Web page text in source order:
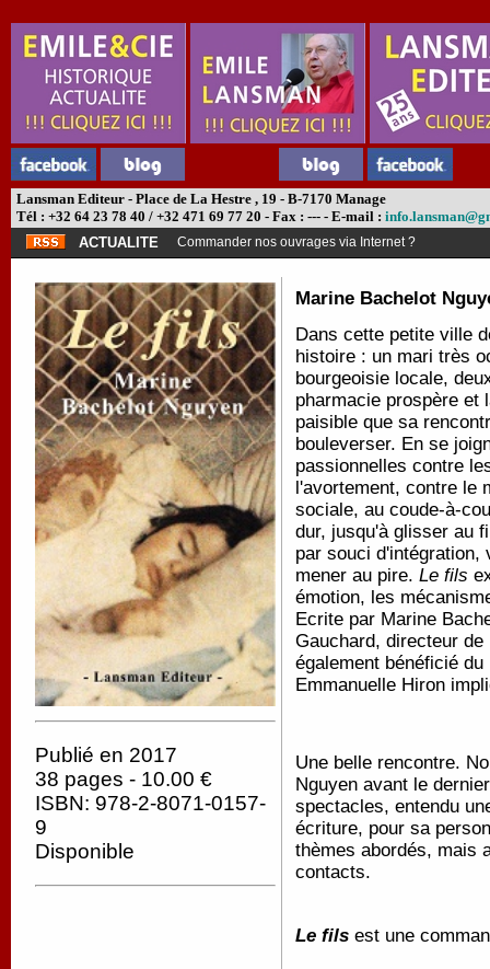
Lansman Editeur - Place de La Hestre , 19 - B-7170 Manage
Tél : +32 64 23 78 40 / +32 471 69 77 20 - Fax : --- - E-mail :
ACTUALITE
Commander nos ouvrages via Internet ?
Publié en 2017
38 pages - 10.00 €
ISBN: 978-2-8071-0157-
9
Disponible
Marine Bachelot
Dans cette petite ville
histoire : un mari très
bourgeoisie locale,
pharmacie prospère et
paisible que sa
bouleverser. En se
passionnelles contre
l'avortement, contre le
sociale, au coude-à-
dur, jusqu'à glisser au
par souci d'intégration,
mener au pire. Le fils
émotion, les
Ecrite par Marine
Gauchard, directeur
également bénéficié
Emmanuelle Hiron
Une belle rencontre.
Nguyen avant le
spectacles, entendu
écriture, pour sa
thèmes abordés, mais
contacts.
Le fils est une